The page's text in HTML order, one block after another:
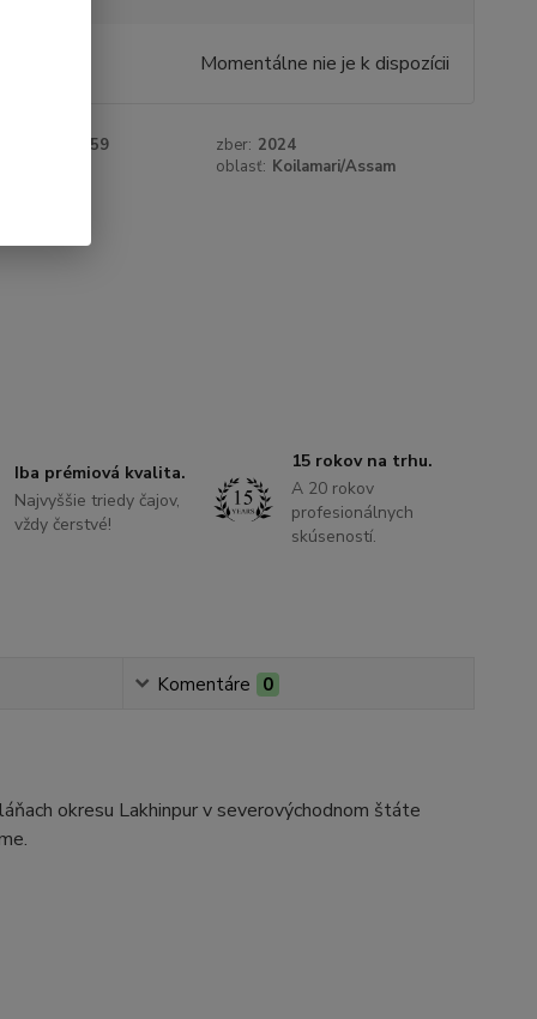
Momentálne nie je k dispozícii
67559 zber: 2024
oblasť: Koilamari/Assam
Iba prémiová kvalita.
Najvyššie triedy čajov,
vždy čerstvé!
15 rokov na trhu.
A 20 rokov
profesionálnych
skúseností.
Komentáre 0
okresu Lakhinpur v severovýchodnom štáte